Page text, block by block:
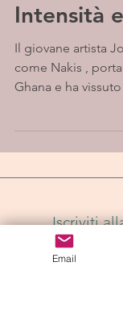
Intensità
Il giovane artista
come Nakis ,
Ghana e ha
Iscriviti
Email